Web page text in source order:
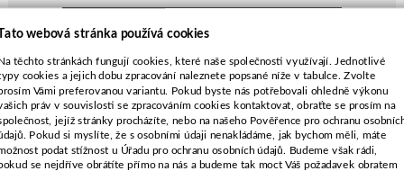
Vnitřní průměr - 22,2 mm
Výška - 28,6 mm
Včetně montážní sady
webová stránka používá cookies
těchto stránkách fungují cookies, které naše společnosti využívají. Jednotlivé
cookies a jejich dobu zpracování naleznete popsané níže v tabulce. Zvolte
Vámi preferovanou variantu. Pokud byste nás potřebovali ohledně výkonu
práv v souvislosti se zpracováním cookies kontaktovat, obraťte se prosím na
jejíž stránky procházíte, nebo na našeho Pověřence pro ochranu
Pokud si myslíte, že s osobními údaji nenakládáme, jak bychom měli, máte
podat stížnost u Úřadu pro ochranu osobních údajů. Budeme však rádi,
se nejdříve obrátíte přímo na nás a budeme tak moct Váš požadavek obratem